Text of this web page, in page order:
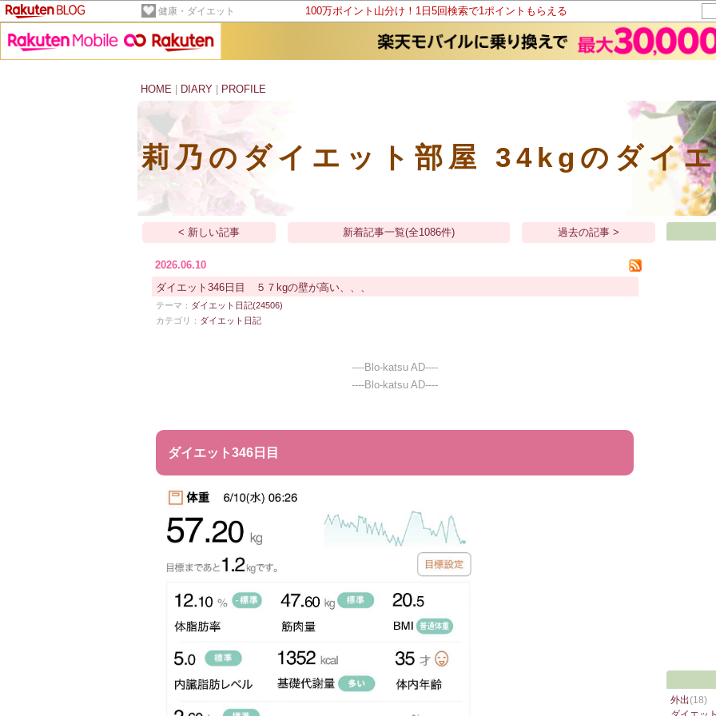
健康・ダイエット 100万ポイント山分け！1日5回検索で1ポイントもらえる
HOME
DIARY PROFILE
莉乃のダイエット部屋 34kgのダイ
< 新しい記事 新着記事一覧(全1086件) 過去の記事 >
2026.06.10
ダイエット346日目 ５７kgの壁が高い、、、
テーマ： ダイエット日記(24506)
カテゴリ： ダイエット日記
----Blo-katsu AD----
----Blo-katsu AD----
ダイエット346日目
外出(18)